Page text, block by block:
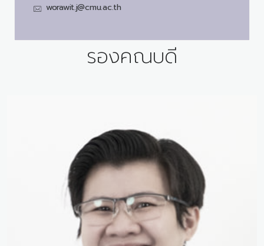
worawit.j@cmu.ac.th
รองคณบดี